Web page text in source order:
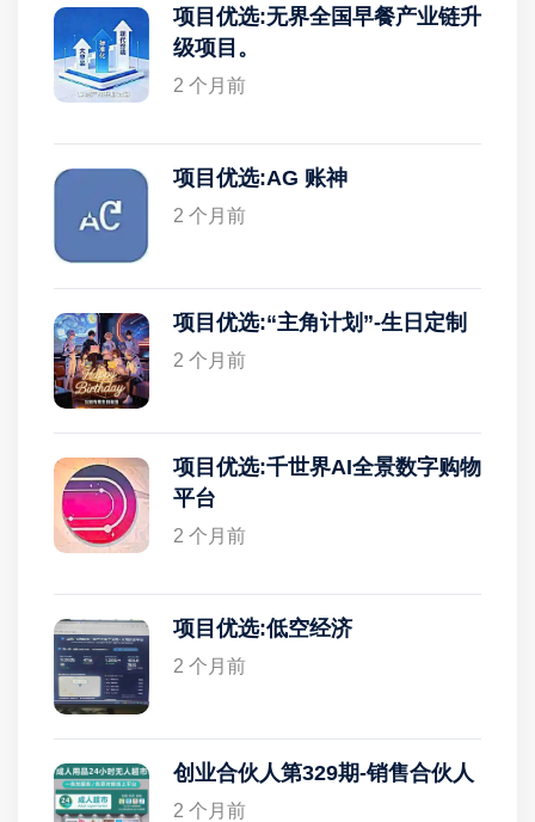
项目优选:无界全国早餐产业链升
级项目。
2 个月前
项目优选:AG 账神
2 个月前
项目优选:“主角计划”-生日定制
2 个月前
项目优选:千世界AI全景数字购物
平台
2 个月前
项目优选:低空经济
2 个月前
创业合伙人第329期-销售合伙人
2 个月前